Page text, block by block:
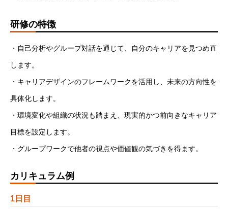
研修の特徴
・自己分析やグループ対話を通じて、自分のキャリアを見つめ直
します。
・キャリアデザインのフレームワークを活用し、未来の方向性を
具体化します。
・環境変化や組織の状況も踏まえ、現実的かつ前向きなキャリア
目標を設定します。
・グループワークで他者の視点や価値観の気づきを得ます。
カリキュラム例
1日目